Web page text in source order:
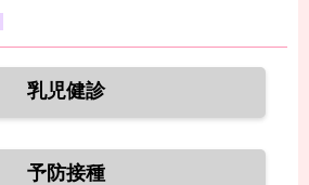
乳児健診
予防接種